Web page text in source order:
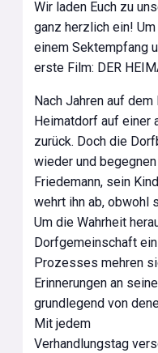
Wir laden Euch zu
ganz herzlich ein!
einem Sektempfang
erste Film: DER
Nach Jahren auf
Heimatdorf auf einer
zurück. Doch die
wieder und
Friedemann, sein
wehrt ihn ab, obwohl
Um die Wahrheit
Dorfgemeinschaft
Prozesses mehren
Erinnerungen an
grundlegend von
Mit jedem
Verhandlungstag